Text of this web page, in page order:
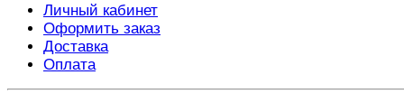
Личный кабинет
Оформить заказ
Доставка
Оплата